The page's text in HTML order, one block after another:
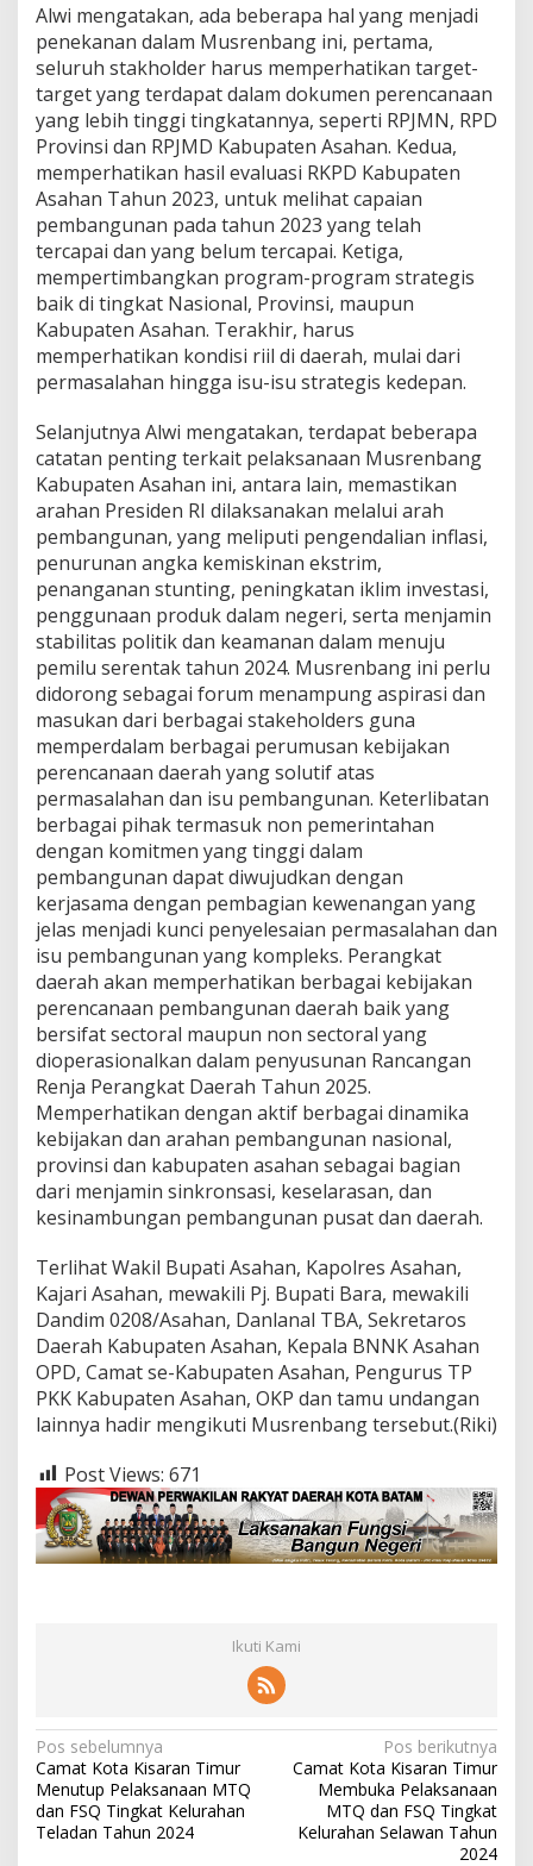
2
5
Alwi mengatakan, ada beberapa hal yang menjadi
penekanan dalam Musrenbang ini, pertama,
seluruh stakholder harus memperhatikan target-
target yang terdapat dalam dokumen perencanaan
yang lebih tinggi tingkatannya, seperti RPJMN, RPD
Provinsi dan RPJMD Kabupaten Asahan. Kedua,
memperhatikan hasil evaluasi RKPD Kabupaten
Asahan Tahun 2023, untuk melihat capaian
pembangunan pada tahun 2023 yang telah
tercapai dan yang belum tercapai. Ketiga,
mempertimbangkan program-program strategis
baik di tingkat Nasional, Provinsi, maupun
Kabupaten Asahan. Terakhir, harus
memperhatikan kondisi riil di daerah, mulai dari
permasalahan hingga isu-isu strategis kedepan.
Selanjutnya Alwi mengatakan, terdapat beberapa
catatan penting terkait pelaksanaan Musrenbang
Kabupaten Asahan ini, antara lain, memastikan
arahan Presiden RI dilaksanakan melalui arah
pembangunan, yang meliputi pengendalian inflasi,
penurunan angka kemiskinan ekstrim,
penanganan stunting, peningkatan iklim investasi,
penggunaan produk dalam negeri, serta menjamin
stabilitas politik dan keamanan dalam menuju
pemilu serentak tahun 2024. Musrenbang ini perlu
didorong sebagai forum menampung aspirasi dan
masukan dari berbagai stakeholders guna
memperdalam berbagai perumusan kebijakan
perencanaan daerah yang solutif atas
permasalahan dan isu pembangunan. Keterlibatan
berbagai pihak termasuk non pemerintahan
dengan komitmen yang tinggi dalam
pembangunan dapat diwujudkan dengan
kerjasama dengan pembagian kewenangan yang
jelas menjadi kunci penyelesaian permasalahan dan
isu pembangunan yang kompleks. Perangkat
daerah akan memperhatikan berbagai kebijakan
perencanaan pembangunan daerah baik yang
bersifat sectoral maupun non sectoral yang
dioperasionalkan dalam penyusunan Rancangan
Renja Perangkat Daerah Tahun 2025.
Memperhatikan dengan aktif berbagai dinamika
kebijakan dan arahan pembangunan nasional,
provinsi dan kabupaten asahan sebagai bagian
dari menjamin sinkronsasi, keselarasan, dan
kesinambungan pembangunan pusat dan daerah.
Terlihat Wakil Bupati Asahan, Kapolres Asahan,
Kajari Asahan, mewakili Pj. Bupati Bara, mewakili
Dandim 0208/Asahan, Danlanal TBA, Sekretaros
Daerah Kabupaten Asahan, Kepala BNNK Asahan
OPD, Camat se-Kabupaten Asahan, Pengurus TP
PKK Kabupaten Asahan, OKP dan tamu undangan
lainnya hadir mengikuti Musrenbang tersebut.(Riki)
Post Views: 671
Ikuti Kami
N
a
v
Pos sebelumnya
Camat Kota Kisaran Timur
Menutup Pelaksanaan MTQ
dan FSQ Tingkat Kelurahan
Teladan Tahun 2024
Pos berikutnya
Camat Kota Kisaran Timur
Membuka Pelaksanaan
MTQ dan FSQ Tingkat
Kelurahan Selawan Tahun
2024